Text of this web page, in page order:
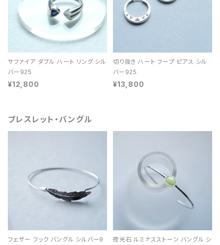
サファイア ダブル ハート リング シル
バー925
¥12,800
切り抜き ハート フープ ピアス シル
バー925
¥13,800
ブレスレット・バングル
フェザー フック バングル シルバー9
夜光石 ルミナスストーン バングル シ